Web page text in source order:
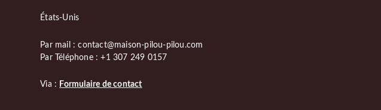
États-Unis
Par mail : contact@maison-pilou-pilou.com
Par Téléphone : +1 307 249 0157
Via : Formulaire de contact